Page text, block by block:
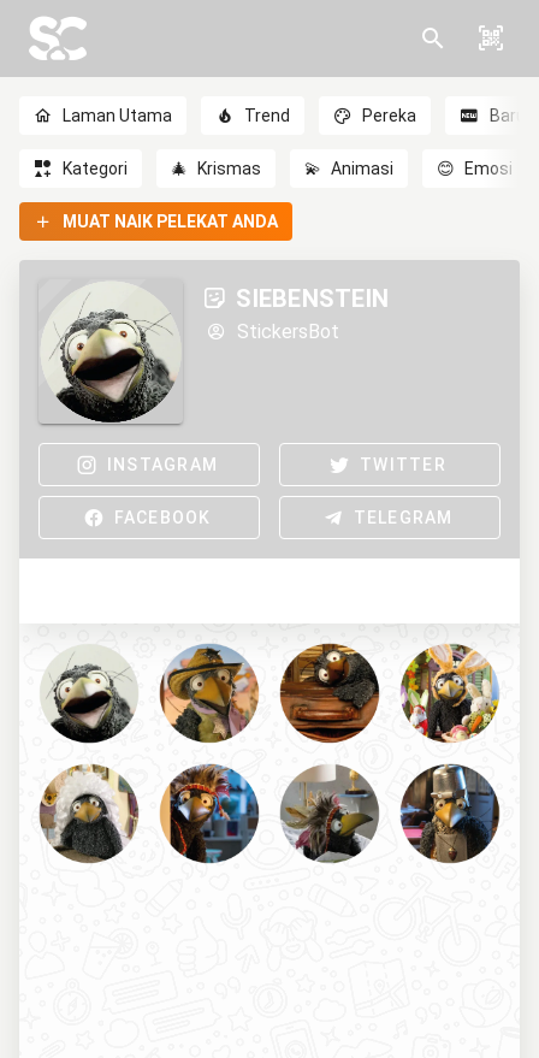
Laman Utama Trend Pereka Baru
Kategori 🎄 Krismas 💫 Animasi 😊 Emosi
MUAT NAIK PELEKAT ANDA
SIEBENSTEIN
StickersBot
INSTAGRAM TWITTER
FACEBOOK TELEGRAM